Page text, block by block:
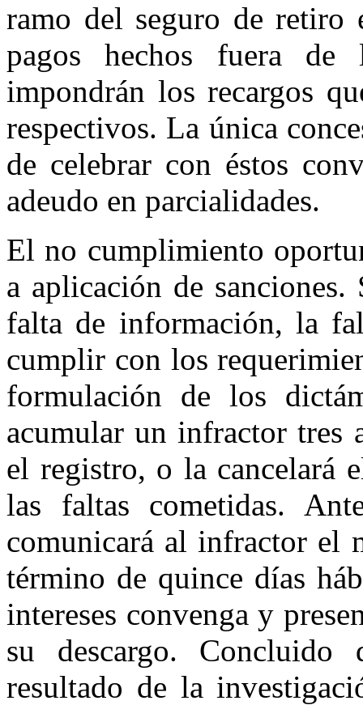
ramo del seguro de retiro
pagos hechos fuera de
impondrán los recargos
respectivos. La única
de celebrar con éstos
adeudo en parcialidades.
El no cumplimiento
a aplicación de sanciones.
falta de información, la
cumplir con los
formulación de los
acumular un infractor tres
el registro, o la cancelará
las faltas cometidas.
comunicará al infractor el
término de quince días
intereses convenga y
su descargo.
resultado de la